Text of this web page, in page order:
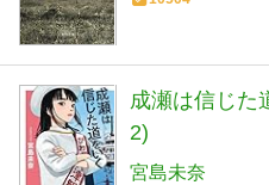
成瀬は信じた
2)
宮島未奈